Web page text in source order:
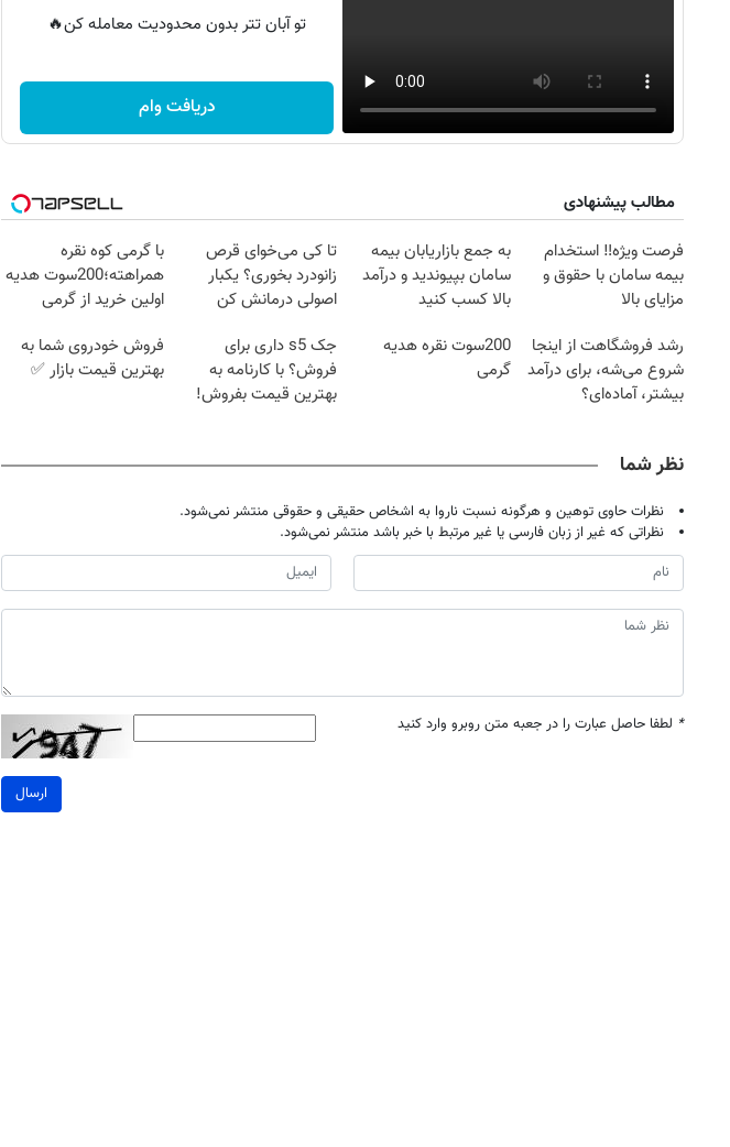
تو آبان تتر بدون محدودیت معامله کن🔥
دریافت وام
مطالب پیشنهادی
فرصت ویژه‼️ استخدام
بیمه سامان با حقوق و
مزایای بالا
به جمع بازاریابان بیمه
سامان بپیوندید و درآمد
بالا کسب کنید
تا کی می‌خوای قرص
زانودرد بخوری؟ یکبار
اصولی درمانش کن
با گرمی کوه نقره
همراهته؛200سوت هدیه
اولین خرید از گرمی
رشد فروشگاهت از اینجا
شروع می‌شه، برای درآمد
بیشتر، آماده‌ای؟
200سوت نقره هدیه
گرمی
جک s5 داری برای
فروش؟ با کارنامه به
بهترین قیمت بفروش!
فروش خودروی شما به
بهترین قیمت بازار ✅
نظر شما
نظرات حاوی توهین و هرگونه نسبت ناروا به اشخاص حقیقی و حقوقی منتشر نمی‌شود.
نظراتی که غیر از زبان فارسی یا غیر مرتبط با خبر باشد منتشر نمی‌شود.
* لطفا حاصل عبارت را در جعبه متن روبرو وارد کنید
ارسال
روزنامه‌های ورزشی شنبه ۱۷ مرداد ۱۴۰۵